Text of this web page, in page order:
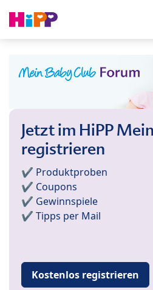
Jetzt im HiPP
registrieren
✔️ Produktproben
✔️ Coupons
✔️ Gewinnspiele
✔️ Tipps per Mail
Kostenlos registrieren